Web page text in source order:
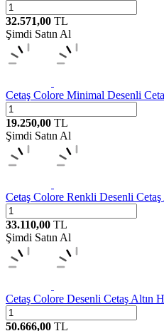
32.571,00 TL
Şimdi Satın Al
Cetaş Colore Minimal Desenli
19.250,00 TL
Şimdi Satın Al
Cetaş Colore Renkli Desenli Cetaş
33.110,00 TL
Şimdi Satın Al
Cetaş Colore Desenli Cetaş Altın
50.666,00 TL